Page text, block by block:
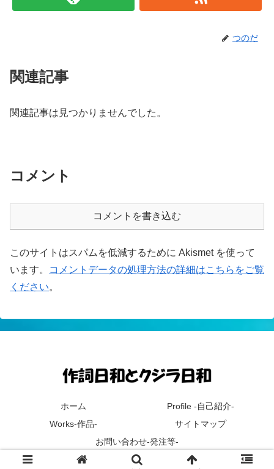
つのだ
関連記事
関連記事は見つかりませんでした。
コメント
コメントを書き込む
このサイトはスパムを低減するために Akismet を使って
います。
コメントデータの処理方法の詳細はこちらをご覧
ください。
ホーム
Profile -自己紹介-
Works-作品-
サイトマップ
お問い合わせ-発注等-
© 2019 作詞日和とクジラ日和.